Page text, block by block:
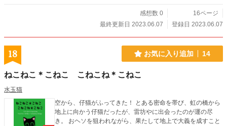
感想数 0
16ページ
最終更新日 2023.06.07
登録日 2023.06.07
18 お気に入り追加 14
ねこねこ＊こねこ こねこね＊こねこ
水玉猫
空から、仔猫がふってきた！ とある密命を帯び、虹の橋から
地上に向かう仔猫だったが、雷坊やに出会ったのが運の尽
き。 おヘソを狙われながら、果たして地上で大義を成すこと